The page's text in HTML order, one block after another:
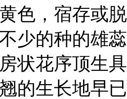
色，宿存或
少的种的雄
状花序顶生
的生长地早